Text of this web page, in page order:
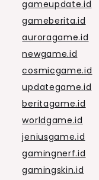
gameupdate.id
gameberita.id
auroragame.id
newgame.id
cosmicgame.id
updategame.id
beritagame.id
worldgame.id
jeniusgame.id
gamingnerf.id
gamingskin.id